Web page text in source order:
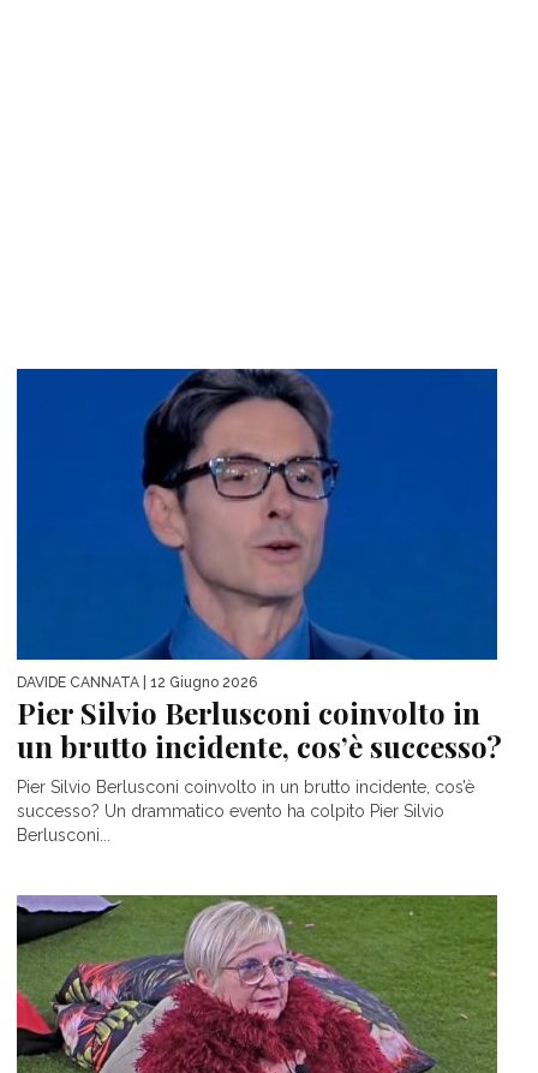
DAVIDE CANNATA | 12 Giugno 2026
Pier Silvio Berlusconi coinvolto in
un brutto incidente, cos’è successo?
Pier Silvio Berlusconi coinvolto in un brutto incidente, cos’è
successo? Un drammatico evento ha colpito Pier Silvio
Berlusconi...